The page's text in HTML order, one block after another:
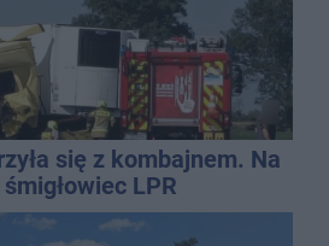
się z kombajnem. Na
LPR